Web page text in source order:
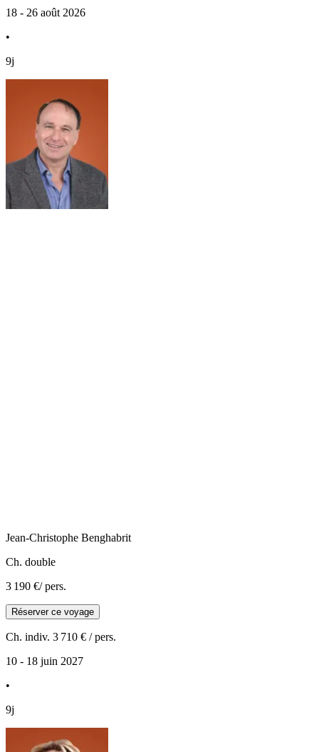
18 - 26 août 2026
•
9j
Jean-Christophe Benghabrit
Ch. double
3 190 €/ pers.
Réserver ce voyage
Ch. indiv. 3 710 € / pers.
10 - 18 juin 2027
•
9j